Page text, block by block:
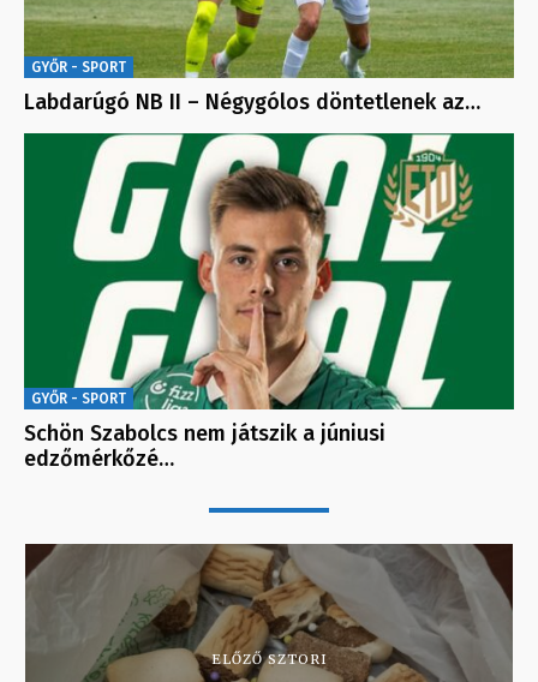
GYŐR - SPORT
Labdarúgó NB II – Négygólos döntetlenek az…
GYŐR - SPORT
Schön Szabolcs nem játszik a júniusi
edzőmérkőzé…
ELŐZŐ SZTORI